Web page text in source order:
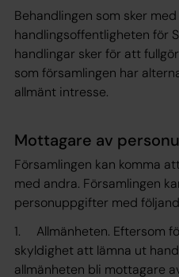
Behandlingen som sker
handlingsoffentligheten för
handlingar sker för att
som församlingen har
allmänt intresse.
Mottagare av
Församlingen kan komma
med andra. Församlingen
personuppgifter med
1. Allmänheten. Eftersom
skyldighet att lämna ut
allmänheten bli mottagare